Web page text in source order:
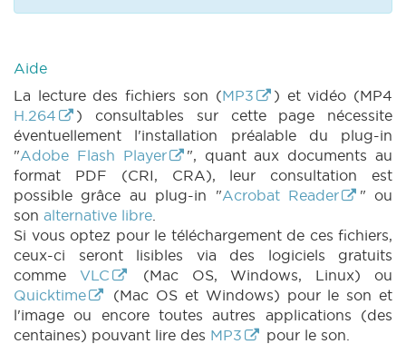
Aide
La lecture des fichiers son (MP3
) et vidéo (MP4
H.264
) consultables sur cette page nécessite
éventuellement l'installation préalable du plug-in
"Adobe Flash Player
", quant aux documents au
format PDF (CRI, CRA), leur consultation est
possible grâce au plug-in "Acrobat Reader
" ou
son alternative libre.
Si vous optez pour le téléchargement de ces fichiers,
ceux-ci seront lisibles via des logiciels gratuits
comme VLC
(Mac OS, Windows, Linux) ou
Quicktime
(Mac OS et Windows) pour le son et
l'image ou encore toutes autres applications (des
centaines) pouvant lire des MP3 pour le son.